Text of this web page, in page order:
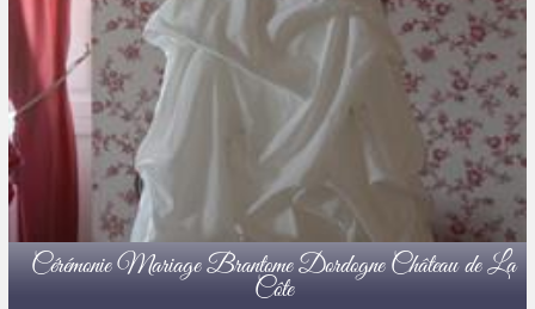
Cérémonie Mariage Brantome Dordogne Château de La
Côte